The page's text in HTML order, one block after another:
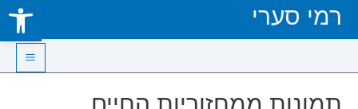
Open toolbar
Skip
רמי סערי
Main
תמונות ממחזוריות החיים